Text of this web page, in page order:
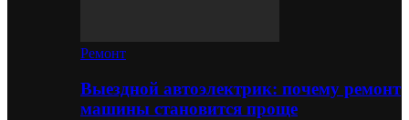
Ремонт
Выездной автоэлектрик: почему ремонт
машины становится проще